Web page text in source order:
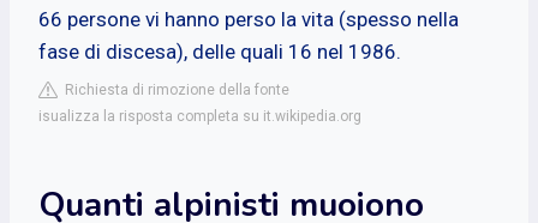
66 persone vi hanno perso la vita (spesso nella
fase di discesa), delle quali 16 nel 1986.
Richiesta di rimozione della fonte
isualizza la risposta completa su it.wikipedia.org
Quanti alpinisti muoiono